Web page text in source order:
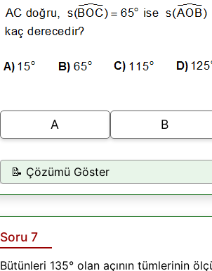
A B
📝 Çözümü Göster
Soru 7
Bütünleri 135° olan açının tümlerinin